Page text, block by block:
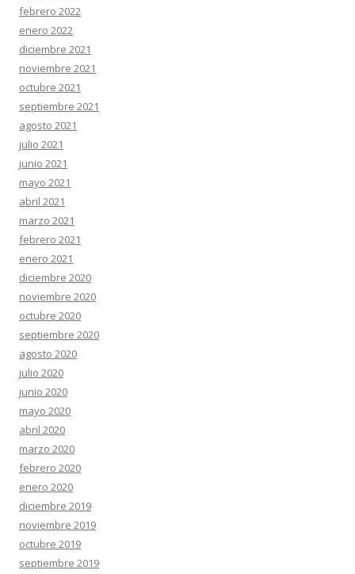
febrero 2022
enero 2022
diciembre 2021
noviembre 2021
octubre 2021
septiembre 2021
agosto 2021
julio 2021
junio 2021
mayo 2021
abril 2021
marzo 2021
febrero 2021
enero 2021
diciembre 2020
noviembre 2020
octubre 2020
septiembre 2020
agosto 2020
julio 2020
junio 2020
mayo 2020
abril 2020
marzo 2020
febrero 2020
enero 2020
diciembre 2019
noviembre 2019
octubre 2019
septiembre 2019